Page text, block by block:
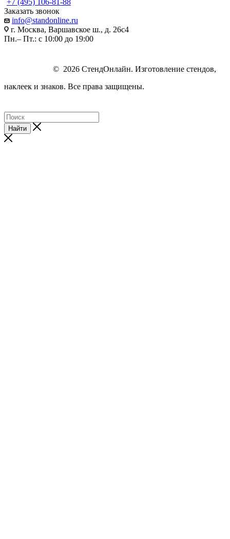
+7 (495) 106-81-88
Заказать звонок
info@standonline.ru
г. Москва, Варшавское ш., д. 26с4
Пн.– Пт.: с 10:00 до 19:00
© 2026 СтендОнлайн. Изготовление стендов,
наклеек и знаков. Все права защищены.
Найти